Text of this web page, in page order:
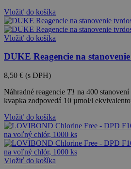
Vložiť do košíka
Vložiť do košíka
DUKE Reagencie na
8,50 € (s DPH)
Náhradné reagencie T1 na 400 stanovení
kvapka zodpovedá 10 µmol/l
Vložiť do košíka
Vložiť do košíka